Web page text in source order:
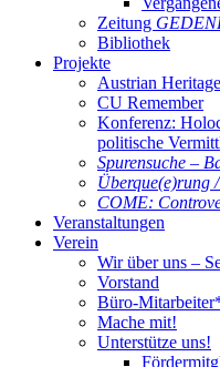
Zeitung
Bibliothek
Projekte
Austrian
CU Remember
Konferenz:
politische
Spurensuche –
Überque(e)rung
COME:
Veranstaltungen
Verein
Wir über uns –
Vorstand
Büro-
Mache mit!
Unterstütze uns!